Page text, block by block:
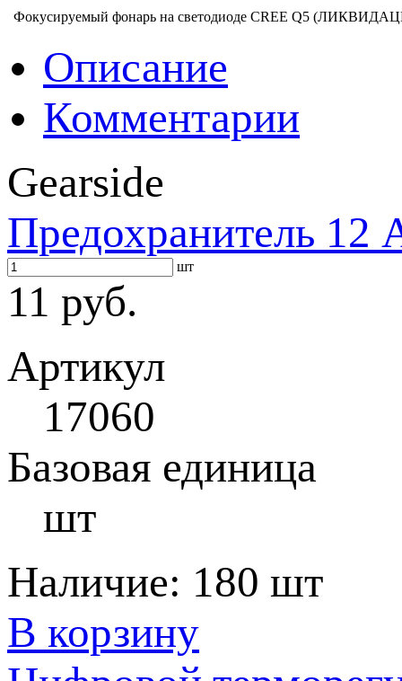
Фокусируемый фонарь на светодиоде CREE Q5
Описание
Комментарии
Gearside
Предохранитель
шт
11 руб.
Артикул
17060
Базовая единица
шт
Наличие: 180 шт
В корзину